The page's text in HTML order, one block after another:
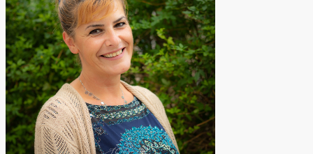
FAVORITES0